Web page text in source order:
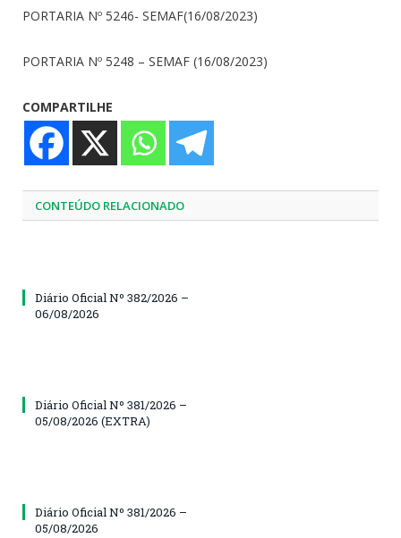
PORTARIA Nº 5246- SEMAF(16/08/2023)
PORTARIA Nº 5248 – SEMAF (16/08/2023)
COMPARTILHE
CONTEÚDO RELACIONADO
Diário Oficial Nº 382/2026 –
06/08/2026
Diário Oficial Nº 381/2026 –
05/08/2026 (EXTRA)
Diário Oficial Nº 381/2026 –
05/08/2026